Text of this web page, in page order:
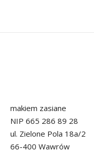
makiem zasiane
NIP 665 286 89 28
ul. Zielone Pola 18a/2
66-400 Wawrów